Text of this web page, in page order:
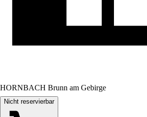
HORNBACH Brunn am Gebirge
Nicht reservierbar